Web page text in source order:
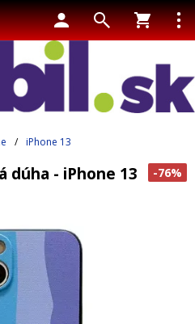
/ iPhone 13
-76%
dúha - iPhone 13